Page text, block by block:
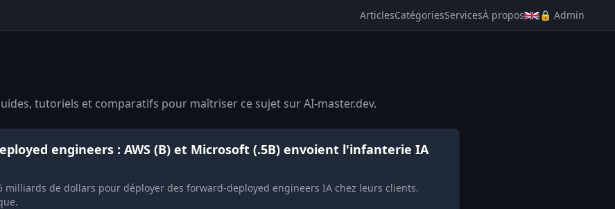
ArticlesCatégoriesServicesÀ propos 🔒 Admin
tutoriels et comparatifs pour maîtriser ce sujet sur AI-master.dev.
engineers : AWS (B) et Microsoft (.5B) envoient l'infanterie IA
milliards de dollars pour déployer des forward-deployed engineers IA chez leurs clients.